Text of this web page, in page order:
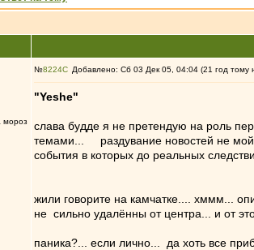
мороз
№8224 Добавлено: Сб 03 Дек 05, 04:04 (21 год тому
"Yeshe"
слава будде я не претендую на роль
темами... раздувание новостей не
события в которых до реальных
жили говорите на камчатке.... хммм...
не сильно удалённы от центра... и от
паника?... если лично... да хоть все